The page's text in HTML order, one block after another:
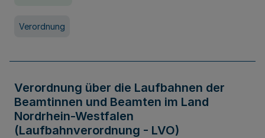
Verordnung
Verordnung über die Laufbahnen der
Beamtinnen und Beamten im Land
Nordrhein-Westfalen
(Laufbahnverordnung - LVO)